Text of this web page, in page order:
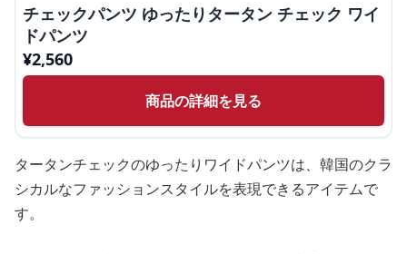
チェックパンツ ゆったりタータン チェック ワイ
ドパンツ
¥2,560
商品の詳細を見る
タータンチェックのゆったりワイドパンツは、韓国のクラ
シカルなファッションスタイルを表現できるアイテムで
す。